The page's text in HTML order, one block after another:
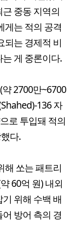
중동 지역의
게는 적의 공격
되는 경제적 비
게 중론이다.
2700만~6700
136 자
로 투입돼 적의
다.
해 쏘는 패트리
60억 원) 내외
위해 수백 배
방어 측의 경